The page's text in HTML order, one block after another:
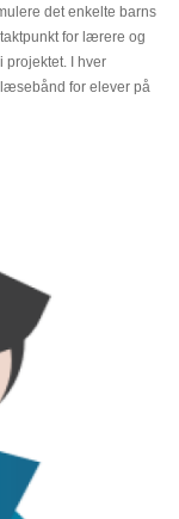
det enkelte barns
for lærere og
projektet. I hver
for elever på